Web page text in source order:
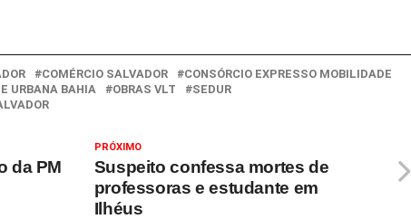
COMÉRCIO SALVADOR
CONSÓRCIO EXPRESSO MOBILIDADE
URBANA BAHIA OBRAS VLT
SEDUR
PRÓXIMO
Suspeito confessa mortes de
professoras e estudante em
Ilhéus
da PM